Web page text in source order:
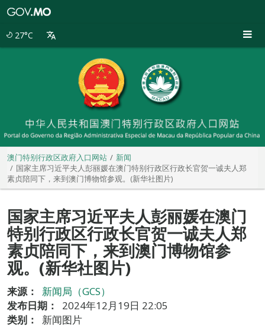
27°C
澳门特别行政区政府入口网站
新闻
国家主席习近平夫人彭丽媛在澳门特别行政区行政长官贺一诚夫人郑
素贞陪同下，来到澳门博物馆参观。(新华社图片)
国家主席习近平夫人彭丽媛在澳门
特别行政区行政长官贺一诚夫人郑
素贞陪同下，来到澳门博物馆参
观。(新华社图片)
来源：
新闻局（GCS）
发布日期：
2024年12月19日 22:05
类别：
新闻图片